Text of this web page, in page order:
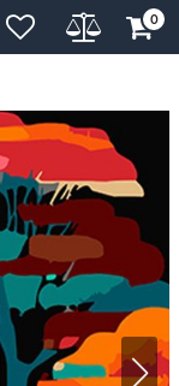
0